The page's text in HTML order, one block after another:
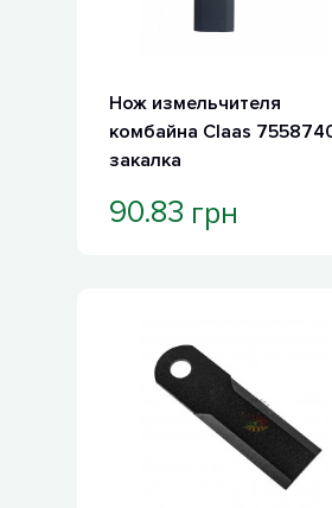
Нож измельчителя
комбайна Claas
закалка
90.83 грн